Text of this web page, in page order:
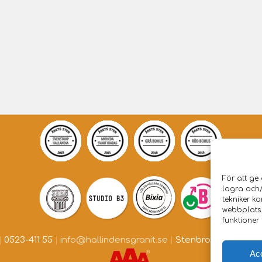
För att ge
lagra
tekniker
funktioner
0523-411 55| info@hallindensgranit.se Stenbrottet